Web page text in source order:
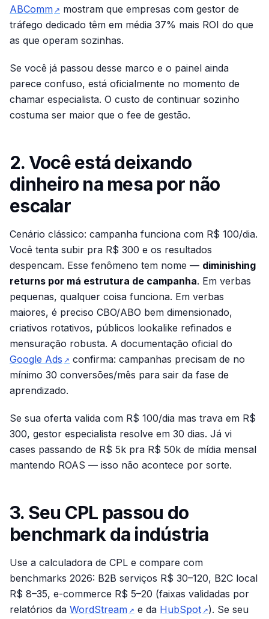
ABComm ↗ mostram que empresas com gestor de
tráfego dedicado têm em média 37% mais ROI do que
as que operam sozinhas.
Se você já passou desse marco e o painel ainda
parece confuso, está oficialmente no momento de
chamar especialista. O custo de continuar sozinho
costuma ser maior que o fee de gestão.
2. Você está deixando
dinheiro na mesa por não
escalar
Cenário clássico: campanha funciona com R$ 100/dia.
Você tenta subir pra R$ 300 e os resultados
despencam. Esse fenômeno tem nome — diminishing
returns por má estrutura de campanha. Em verbas
pequenas, qualquer coisa funciona. Em verbas
maiores, é preciso CBO/ABO bem dimensionado,
criativos rotativos, públicos lookalike refinados e
mensuração robusta. A documentação oficial do
Google Ads ↗ confirma: campanhas precisam de no
mínimo 30 conversões/mês para sair da fase de
aprendizado.
Se sua oferta valida com R$ 100/dia mas trava em R$
300, gestor especialista resolve em 30 dias. Já vi
cases passando de R$ 5k pra R$ 50k de mídia mensal
mantendo ROAS — isso não acontece por sorte.
3. Seu CPL passou do
benchmark da indústria
Use a calculadora de CPL e compare com
benchmarks 2026: B2B serviços R$ 30–120, B2C local
R$ 8–35, e-commerce R$ 5–20 (faixas validadas por
relatórios da WordStream ↗ e da HubSpot ↗). Se seu